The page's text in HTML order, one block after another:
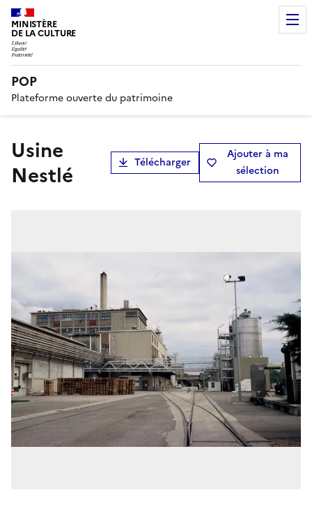
MINISTÈRE
DE LA CULTURE
POP
Plateforme ouverte du patrimoine
usine
Nestlé
Télécharger
Ajouter à ma
sélection